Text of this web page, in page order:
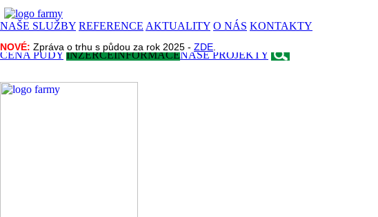
NAŠE SLUŽBY REFERENCE AKTUALITY O NÁS KONTAKTY
NOVÉ: Zpráva o trhu s půdou za rok 2025 - ZDE
CENA PŮDY INZERCEINFORMACENAŠE PROJEKTY
NOVÉ: Zpráva o trhu s půdou za rok 2025 - ZDE